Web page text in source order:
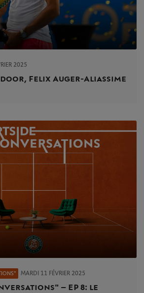
2025
Felix Auger-Aliassime
MARDI 11 FÉVRIER 2025
– EP 8 : le